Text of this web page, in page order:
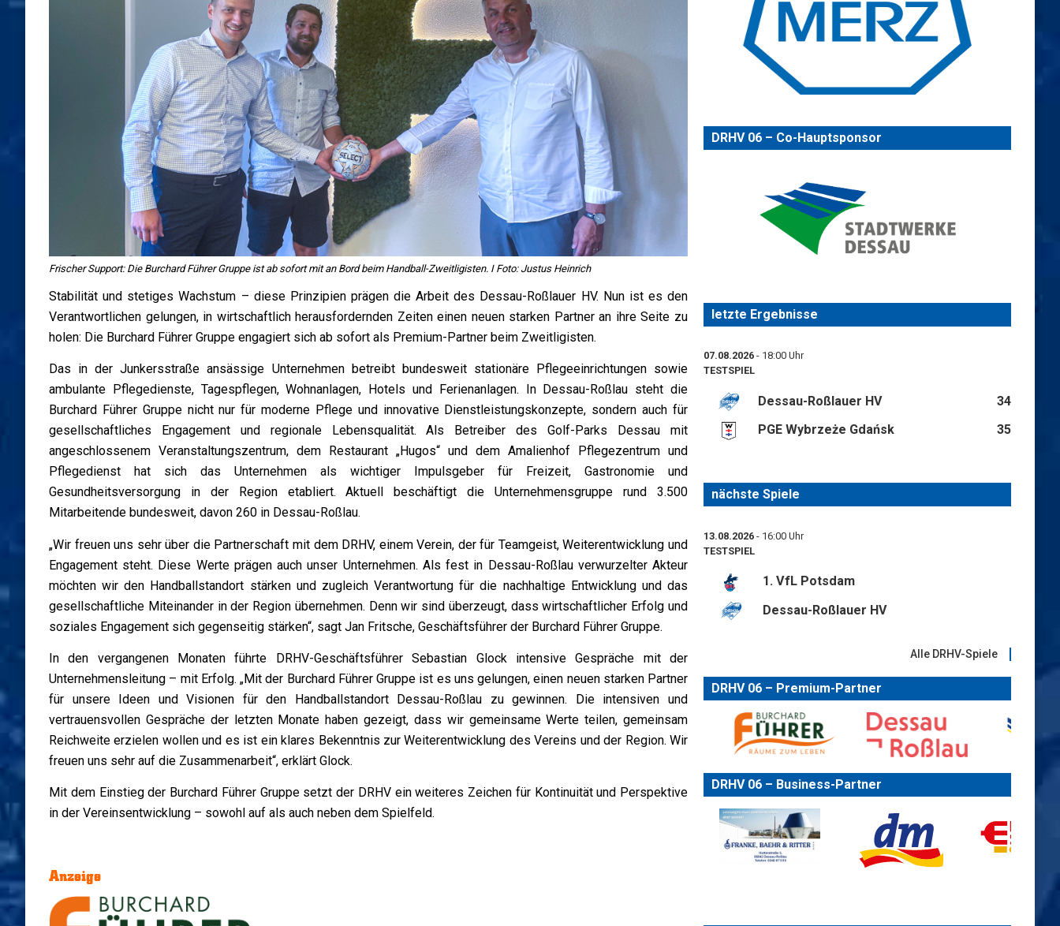
Frischer Support: Die Burchard Führer Gruppe ist ab sofort mit an Bord beim Handball-Zweitligisten. I Foto: Justus Heinrich
Stabilität und stetiges Wachstum – diese Prinzipien prägen die Arbeit des Dessau-Roßlauer HV. Nun ist es den
Verantwortlichen gelungen, in wirtschaftlich herausfordernden Zeiten einen neuen starken Partner an ihre Seite zu
holen: Die Burchard Führer Gruppe engagiert sich ab sofort als Premium-Partner beim Zweitligisten.
Das in der Junkersstraße ansässige Unternehmen betreibt bundesweit stationäre Pflegeeinrichtungen sowie
ambulante Pflegedienste, Tagespflegen, Wohnanlagen, Hotels und Ferienanlagen. In Dessau-Roßlau steht die
Burchard Führer Gruppe nicht nur für moderne Pflege und innovative Dienstleistungskonzepte, sondern auch für
gesellschaftliches Engagement und regionale Lebensqualität. Als Betreiber des Golf-Parks Dessau mit
angeschlossenem Veranstaltungszentrum, dem Restaurant „Hugos“ und dem Amalienhof Pflegezentrum und
Pflegedienst hat sich das Unternehmen als wichtiger Impulsgeber für Freizeit, Gastronomie und
Gesundheitsversorgung in der Region etabliert. Aktuell beschäftigt die Unternehmensgruppe rund 3.500
Mitarbeitende bundesweit, davon 260 in Dessau-Roßlau.
„Wir freuen uns sehr über die Partnerschaft mit dem DRHV, einem Verein, der für Teamgeist, Weiterentwicklung und
Engagement steht. Diese Werte prägen auch unser Unternehmen. Als fest in Dessau-Roßlau verwurzelter Akteur
möchten wir den Handballstandort stärken und zugleich Verantwortung für die nachhaltige Entwicklung und das
gesellschaftliche Miteinander in der Region übernehmen. Denn wir sind überzeugt, dass wirtschaftlicher Erfolg und
soziales Engagement sich gegenseitig stärken“, sagt Jan Fritsche, Geschäftsführer der Burchard Führer Gruppe.
In den vergangenen Monaten führte DRHV-Geschäftsführer Sebastian Glock intensive Gespräche mit der
Unternehmensleitung – mit Erfolg. „Mit der Burchard Führer Gruppe ist es uns gelungen, einen neuen starken Partner
für unsere Ideen und Visionen für den Handballstandort Dessau-Roßlau zu gewinnen. Die intensiven und
vertrauensvollen Gespräche der letzten Monate haben gezeigt, dass wir gemeinsame Werte teilen, gemeinsam
Reichweite erzielen wollen und es ist ein klares Bekenntnis zur Weiterentwicklung des Vereins und der Region. Wir
freuen uns sehr auf die Zusammenarbeit“, erklärt Glock.
Mit dem Einstieg der Burchard Führer Gruppe setzt der DRHV ein weiteres Zeichen für Kontinuität und Perspektive
in der Vereinsentwicklung – sowohl auf als auch neben dem Spielfeld.
Anzeige
DRHV 06 – Co-Hauptsponsor
letzte Ergebnisse
07.08.2026 - 18:00 Uhr
TESTSPIEL
Dessau-Roßlauer HV
34
PGE Wybrzeże Gdańsk
35
nächste Spiele
13.08.2026 - 16:00 Uhr
TESTSPIEL
1. VfL Potsdam
Dessau-Roßlauer HV
Alle DRHV-Spiele
DRHV 06 – Premium-Partner
DRHV 06 – Business-Partner